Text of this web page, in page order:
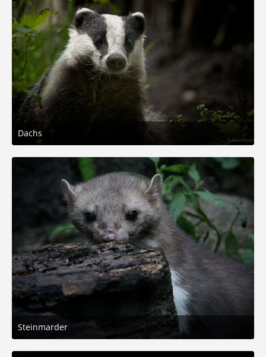
Dachs
7. August 2025 um 18:53
6
Steinmarder
7. August 2025 um 18:14
6